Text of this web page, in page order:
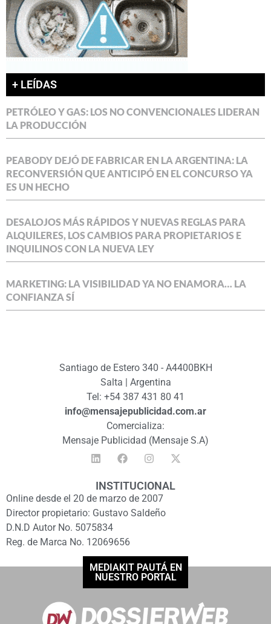
+ LEÍDAS
PETRÓLEO Y GAS: LOS NO CONVENCIONALES LIDERAN
LA PRODUCCIÓN
PEABODY DEJÓ DE FABRICAR EN LA ARGENTINA: LA
RECONVERSIÓN QUE ANTICIPÓ EN EL CONCURSO YA
ES UN HECHO
DESALOJOS MÁS RÁPIDOS Y NUEVAS REGLAS PARA
ALQUILERES, LOS CAMBIOS PARA PROPIETARIOS E
INQUILINOS CON LA NUEVA LEY
MARKETING: LA VISIBILIDAD YA NO ENAMORA… LA
CONFIANZA SÍ
Santiago de Estero 340 - A4400BKH
Salta | Argentina
Tel: +54 387 431 80 41
info@mensajepublicidad.com.ar
Comercializa:
Mensaje Publicidad (Mensaje S.A)
INSTITUCIONAL
Online desde el 20 de marzo de 2007
Director propietario: Gustavo Saldeño
D.N.D Autor No. 5075834
Reg. de Marca No. 12069656
MEDIAKIT PAUTÁ EN
NUESTRO PORTAL